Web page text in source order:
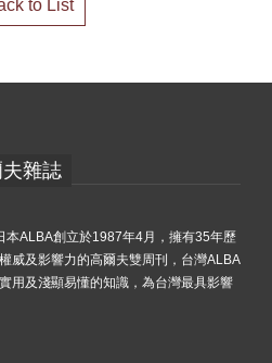
to List
雜誌
本ALBA創立於1987年4月，擁有35年歷
威及影響力的高爾夫雙周刊，台灣ALBA
用及淺顯易懂的知識，為台灣最具影響